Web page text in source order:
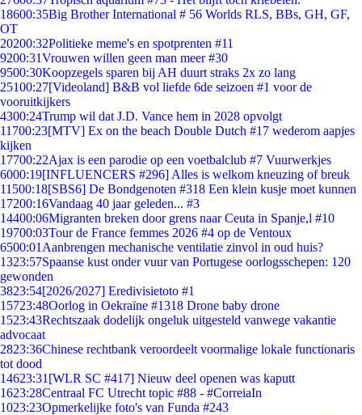
18600:35Big Brother International # 56 Worlds RLS, BBs, GH, GF,
OT
20200:32Politieke meme's en spotprenten #11
9200:31Vrouwen willen geen man meer #30
9500:30Koopzegels sparen bij AH duurt straks 2x zo lang
25100:27[Videoland] B&B vol liefde 6de seizoen #1 voor de
vooruitkijkers
4300:24Trump wil dat J.D. Vance hem in 2028 opvolgt
11700:23[MTV] Ex on the beach Double Dutch #17 wederom aapjes
kijken
17700:22Ajax is een parodie op een voetbalclub #7 Vuurwerkjes
6000:19[INFLUENCERS #296] Alles is welkom kneuzing of breuk
11500:18[SBS6] De Bondgenoten #318 Een klein kusje moet kunnen
17200:16Vandaag 40 jaar geleden... #3
14400:06Migranten breken door grens naar Ceuta in Spanje,l #10
19700:03Tour de France femmes 2026 #4 op de Ventoux
6500:01 Aanbrengen mechanische ventilatie zinvol in oud huis?
1323:57Spaanse kust onder vuur van Portugese oorlogsschepen: 120
gewonden
3823:54[2026/2027] Eredivisietoto #1
15723:48Oorlog in Oekraïne #1318 Drone baby drone
1523:43Rechtszaak dodelijk ongeluk uitgesteld vanwege vakantie
advocaat
2823:36Chinese rechtbank veroordeelt voormalige lokale functionaris
tot dood
14623:31 [WLR SC #417] Nieuw deel openen was kaputt
1623:28Centraal FC Utrecht topic #88 - #CorreiaIn
1023:23Opmerkelijke foto's van Funda #243